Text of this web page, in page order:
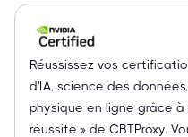
Réussissez vos
d'IA, science des
physique en ligne grâce
réussite » de CBTProxy.